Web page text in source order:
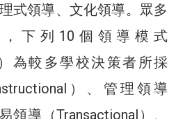
式領導、文化領導。眾多
下列10個領導模式
）為較多學校決策者所採
）、管理領導
領導（Transactional）、